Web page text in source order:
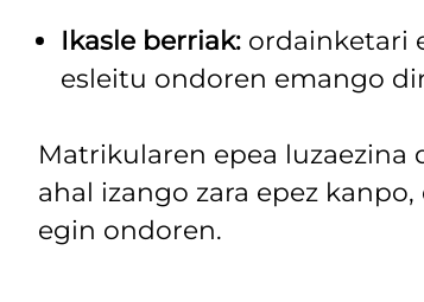
Ikasle berriak: ordainketari
esleitu ondoren emango
Matrikularen epea luzaezina
ahal izango zara epez
egin ondoren.